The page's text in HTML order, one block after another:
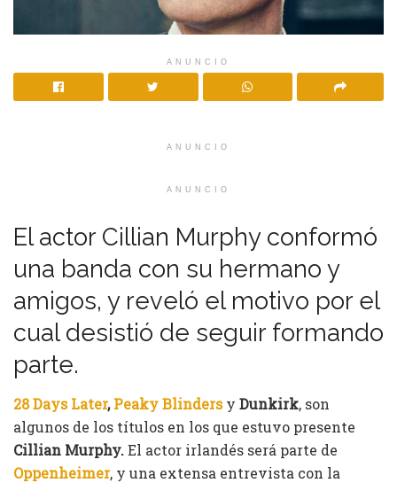
ANUNCIO
ANUNCIO
ANUNCIO
El actor Cillian Murphy conformó
una banda con su hermano y
amigos, y reveló el motivo por el
cual desistió de seguir formando
parte.
28 Days Later,Peaky Blindersy Dunkirk, son
algunos de los títulos en los que estuvo presente
Cillian Murphy.El actor irlandés será parte de
Oppenheimer, y una extensa entrevista con la